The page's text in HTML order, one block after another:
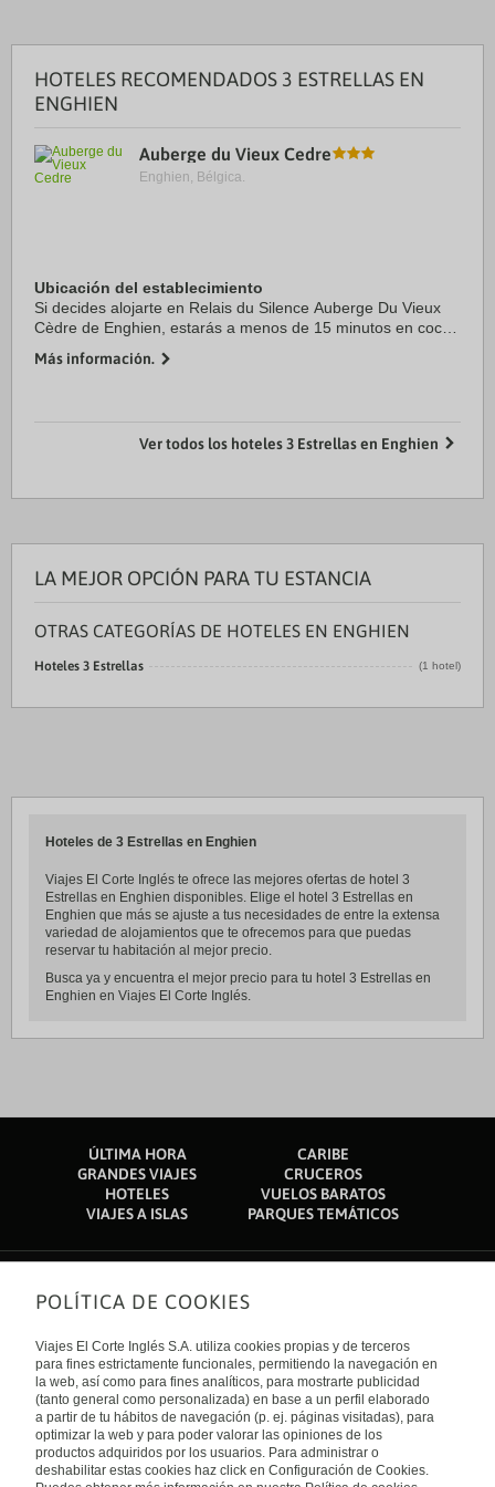
HOTELES RECOMENDADOS 3 ESTRELLAS EN
ENGHIEN
Auberge du Vieux Cedre
Enghien, Bélgica.
Ubicación del establecimiento
Si decides alojarte en Relais du Silence Auberge Du Vieux
Cèdre de Enghien, estarás a menos de 15 minutos en coche
hotel se encuentra a 20,6 km de ...
Más información.
Ver todos los hoteles 3 Estrellas en Enghien
LA MEJOR OPCIÓN PARA TU ESTANCIA
OTRAS CATEGORÍAS DE HOTELES EN ENGHIEN
Hoteles 3 Estrellas (1 hotel)
Hoteles de 3 Estrellas en Enghien
Viajes El Corte Inglés te ofrece las mejores ofertas de hotel 3
Estrellas en Enghien disponibles. Elige el hotel 3 Estrellas en
Enghien que más se ajuste a tus necesidades de entre la extensa
variedad de alojamientos que te ofrecemos para que puedas
reservar tu habitación al mejor precio.
Busca ya y encuentra el mejor precio para tu hotel 3 Estrellas en
Enghien en Viajes El Corte Inglés.
ÚLTIMA HORA
CARIBE
GRANDES VIAJES
CRUCEROS
HOTELES
VUELOS BARATOS
VIAJES A ISLAS
PARQUES TEMÁTICOS
Sobre nosotros
Quiénes somos
Financiación
Sostenibilidad
Turismo accesible
Tarjeta El Corte Inglés
Trabaja con nosotros
El Corte Inglés
Canal Ético
Enlaces de interés
Guías de viaje
Catálogos
Auto check-in
Condiciones Generales
Política de privacidad
Internacional
España
POLÍTICA DE COOKIES
Viajes El Corte Inglés S.A. utiliza cookies propias y de terceros
para fines estrictamente funcionales, permitiendo la navegación en
la web, así como para fines analíticos, para mostrarte publicidad
(tanto general como personalizada) en base a un perfil elaborado
a partir de tu hábitos de navegación (p. ej. páginas visitadas), para
optimizar la web y para poder valorar las opiniones de los
productos adquiridos por los usuarios. Para administrar o
deshabilitar estas cookies haz click en Configuración de Cookies.